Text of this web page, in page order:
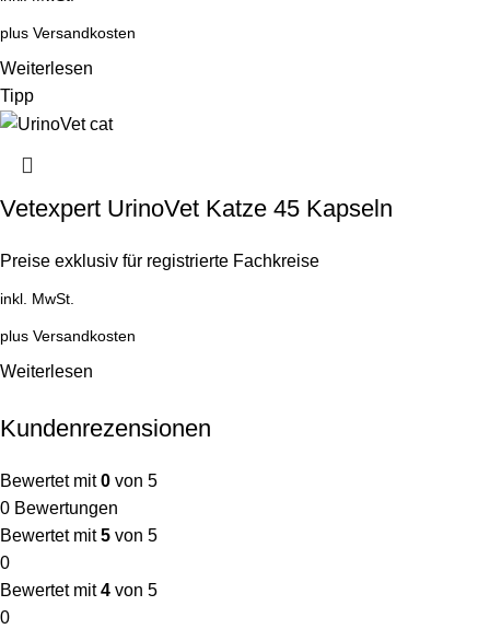
plus Versandkosten
Weiterlesen
Tipp
Vetexpert UrinoVet Katze 45 Kapseln
Preise exklusiv für registrierte Fachkreise
inkl. MwSt.
plus Versandkosten
Weiterlesen
Kundenrezensionen
Bewertet mit0 von 5
0 Bewertungen
Bewertet mit5 von 5
0
Bewertet mit4 von 5
0